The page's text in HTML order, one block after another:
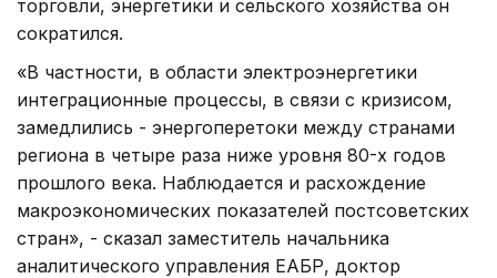
торговли, энергетики и сельского хозяйства он
сократился.
«В частности, в области электроэнергетики
интеграционные процессы, в связи с кризисом,
замедлились - энергоперетоки между странами
региона в четыре раза ниже уровня 80-х годов
прошлого века. Наблюдается и расхождение
макроэкономических показателей постсоветских
стран», - сказал заместитель начальника
аналитического управления ЕАБР, доктор